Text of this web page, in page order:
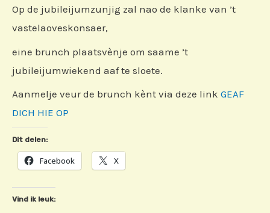
Op de jubileijumzunjig zal nao de klanke van ’t
vastelaoveskonsaer,
eine brunch plaatsvènje om saame ’t
jubileijumwiekend aaf te sloete.
Aanmelje veur de brunch kènt via deze link GEAF
DICH HIE OP
Dit delen:
Facebook X
Vind ik leuk: